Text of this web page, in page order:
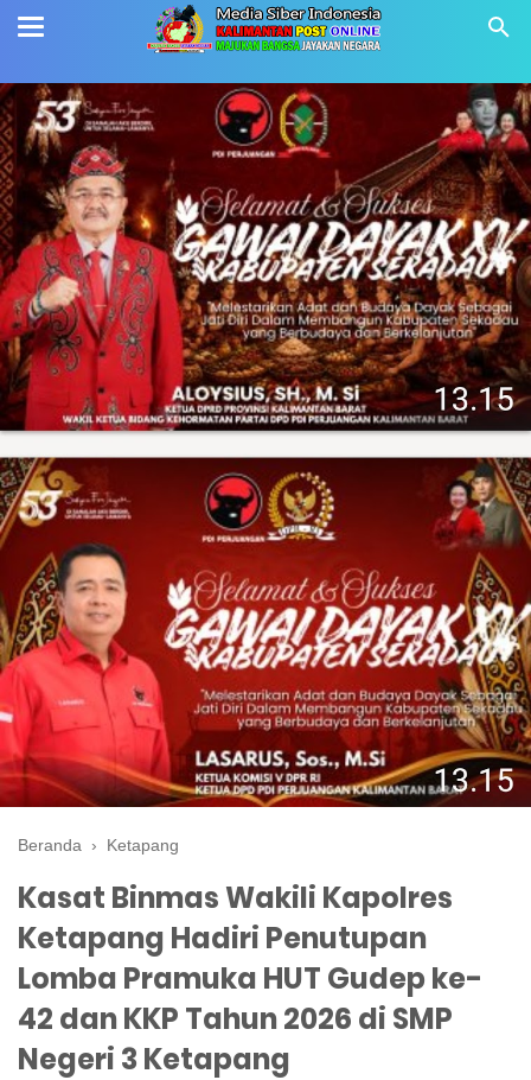
Beranda › Ketapang
Kasat Binmas Wakili Kapolres
Ketapang Hadiri Penutupan
Lomba Pramuka HUT Gudep ke-
42 dan KKP Tahun 2026 di SMP
Negeri 3 Ketapang